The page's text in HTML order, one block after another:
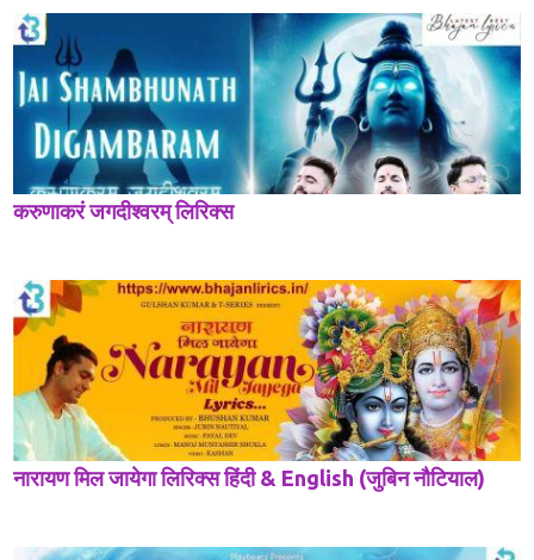
करुणाकरं जगदीश्वरम् लिरिक्स
नारायण मिल जायेगा लिरिक्स हिंदी & English (जुबिन नौटियाल)